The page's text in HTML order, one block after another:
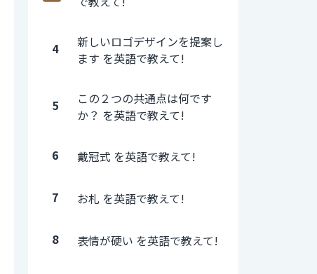
4
新しいロゴデザインを提案し
ます を英語で教えて!
5
この２つの共通点は何です
か？ を英語で教えて!
6 戴冠式 を英語で教えて!
7 お札 を英語で教えて!
8 表情が硬い を英語で教えて!